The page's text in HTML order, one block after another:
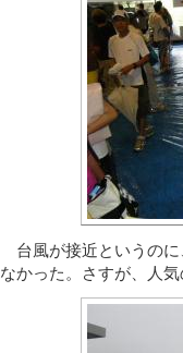
台風が接近というのに
なかった。さすが、人気